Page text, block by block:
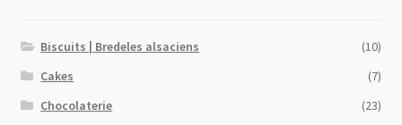
Biscuits | Bredeles alsaciens
(10)
Cakes
(7)
Chocolaterie
(23)